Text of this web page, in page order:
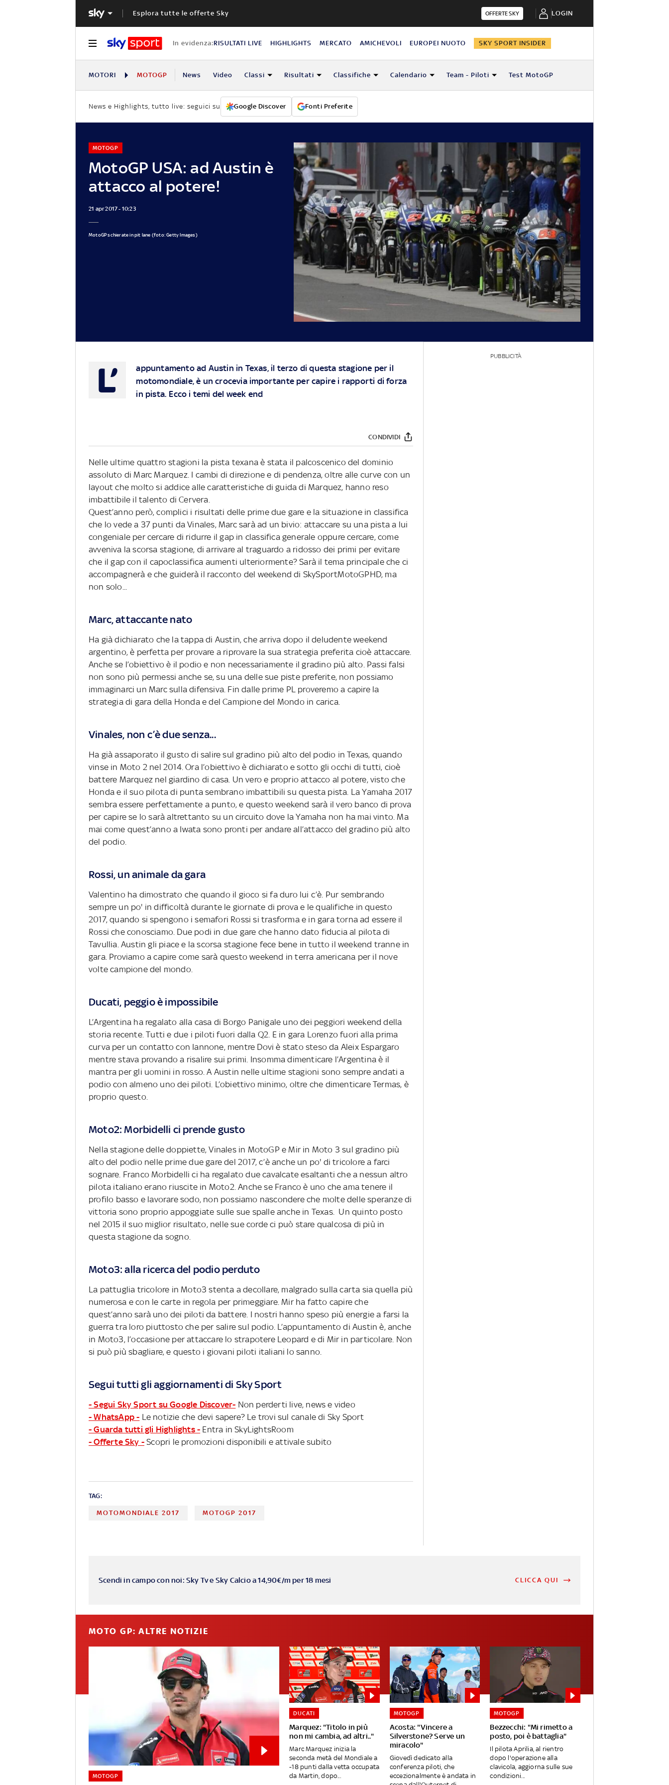
Esplora tutte le offerte Sky OFFERTE SKY LOGIN
In evidenza:RISULTATI LIVE HIGHLIGHTS MERCATO AMICHEVOLI EUROPEI NUOTO SKY SPORT INSIDER
MOTORI MOTOGP News Video Classi Risultati Classifiche Calendario Team - Piloti Test MotoGP
News e Highlights, tutto live: seguici su Google Discover Fonti Preferite
MotoGP USA: ad Austin è
attacco al potere!
MOTOGP
21 apr 2017 - 10:23
MotoGP schierate in pit lane (foto: Getty Images)
L’
appuntamento ad Austin in Texas, il terzo di questa stagione per il
motomondiale, è un crocevia importante per capire i rapporti di forza
in pista. Ecco i temi del week end
CONDIVIDI
Nelle ultime quattro stagioni la pista texana è stata il palcoscenico del dominio
assoluto di Marc Marquez. I cambi di direzione e di pendenza, oltre alle curve con un
layout che molto si addice alle caratteristiche di guida di Marquez, hanno reso
imbattibile il talento di Cervera.
Quest’anno però, complici i risultati delle prime due gare e la situazione in classifica
che lo vede a 37 punti da Vinales, Marc sarà ad un bivio: attaccare su una pista a lui
congeniale per cercare di ridurre il gap in classifica generale oppure cercare, come
avveniva la scorsa stagione, di arrivare al traguardo a ridosso dei primi per evitare
che il gap con il capoclassifica aumenti ulteriormente? Sarà il tema principale che ci
accompagnerà e che guiderà il racconto del weekend di SkySportMotoGPHD, ma
non solo...
Marc, attaccante nato
Ha già dichiarato che la tappa di Austin, che arriva dopo il deludente weekend
argentino, è perfetta per provare a riprovare la sua strategia preferita cioè attaccare.
Anche se l’obiettivo è il podio e non necessariamente il gradino più alto. Passi falsi
non sono più permessi anche se, su una delle sue piste preferite, non possiamo
immaginarci un Marc sulla difensiva. Fin dalle prime PL proveremo a capire la
strategia di gara della Honda e del Campione del Mondo in carica.
Vinales, non c’è due senza...
Ha già assaporato il gusto di salire sul gradino più alto del podio in Texas, quando
vinse in Moto 2 nel 2014. Ora l’obiettivo è dichiarato e sotto gli occhi di tutti, cioè
battere Marquez nel giardino di casa. Un vero e proprio attacco al potere, visto che
Honda e il suo pilota di punta sembrano imbattibili su questa pista. La Yamaha 2017
sembra essere perfettamente a punto, e questo weekend sarà il vero banco di prova
per capire se lo sarà altrettanto su un circuito dove la Yamaha non ha mai vinto. Ma
mai come quest’anno a Iwata sono pronti per andare all’attacco del gradino più alto
del podio.
Rossi, un animale da gara
Valentino ha dimostrato che quando il gioco si fa duro lui c’è. Pur sembrando
sempre un po' in difficoltà durante le giornate di prova e le qualifiche in questo
2017, quando si spengono i semafori Rossi si trasforma e in gara torna ad essere il
Rossi che conosciamo. Due podi in due gare che hanno dato fiducia al pilota di
Tavullia. Austin gli piace e la scorsa stagione fece bene in tutto il weekend tranne in
gara. Proviamo a capire come sarà questo weekend in terra americana per il nove
volte campione del mondo.
Ducati, peggio è impossibile
L’Argentina ha regalato alla casa di Borgo Panigale uno dei peggiori weekend della
storia recente. Tutti e due i piloti fuori dalla Q2. E in gara Lorenzo fuori alla prima
curva per un contatto con Iannone, mentre Dovi è stato steso da Aleix Espargaro
mentre stava provando a risalire sui primi. Insomma dimenticare l’Argentina è il
mantra per gli uomini in rosso. A Austin nelle ultime stagioni sono sempre andati a
podio con almeno uno dei piloti. L’obiettivo minimo, oltre che dimenticare Termas, è
proprio questo.
Moto2: Morbidelli ci prende gusto
Nella stagione delle doppiette, Vinales in MotoGP e Mir in Moto 3 sul gradino più
alto del podio nelle prime due gare del 2017, c’è anche un po' di tricolore a farci
sognare. Franco Morbidelli ci ha regalato due cavalcate esaltanti che a nessun altro
pilota italiano erano riuscite in Moto2. Anche se Franco è uno che ama tenere il
profilo basso e lavorare sodo, non possiamo nascondere che molte delle speranze di
vittoria sono proprio appoggiate sulle sue spalle anche in Texas. Un quinto posto
nel 2015 il suo miglior risultato, nelle sue corde ci può stare qualcosa di più in
questa stagione da sogno.
Moto3: alla ricerca del podio perduto
La pattuglia tricolore in Moto3 stenta a decollare, malgrado sulla carta sia quella più
numerosa e con le carte in regola per primeggiare. Mir ha fatto capire che
quest’anno sarà uno dei piloti da battere. I nostri hanno speso più energie a farsi la
guerra tra loro piuttosto che per salire sul podio. L’appuntamento di Austin è, anche
in Moto3, l’occasione per attaccare lo strapotere Leopard e di Mir in particolare. Non
si può più sbagliare, e questo i giovani piloti italiani lo sanno.
Segui tutti gli aggiornamenti di Sky Sport
- Segui Sky Sport su Google Discover- Non perderti live, news e video
- WhatsApp - Le notizie che devi sapere? Le trovi sul canale di Sky Sport
- Guarda tutti gli Highlights - Entra in SkyLightsRoom
- Offerte Sky - Scopri le promozioni disponibili e attivale subito
TAG:
MOTOMONDIALE 2017 MOTOGP 2017
PUBBLICITÀ
Scendi in campo con noi: Sky Tv e Sky Calcio a 14,90€/m per 18 mesi CLICCA QUI
MOTO GP: ALTRE NOTIZIE
MOTOGP
Marquez: "Titolo in più
non mi cambia, ad altri.."
DUCATI
Marc Marquez inizia la
seconda metà del Mondiale a
-18 punti dalla vetta occupata
da Martin, dopo...
Acosta: "Vincere a
Silverstone? Serve un
miracolo"
MOTOGP
Giovedì dedicato alla
conferenza piloti, che
eccezionalmente è andata in
Bezzecchi: "Mi rimetto a
posto, poi è battaglia"
MOTOGP
Il pilota Aprilia, al rientro
dopo l'operazione alla
clavicola, aggiorna sulle sue
condizioni...